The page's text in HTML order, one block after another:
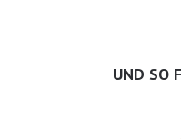
UND SO